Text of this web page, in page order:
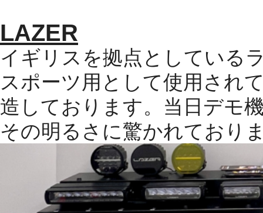
LAZER
イギリスを拠点としている
スポーツ用として使用され
造しております。当日デモ
その明るさに驚かれており